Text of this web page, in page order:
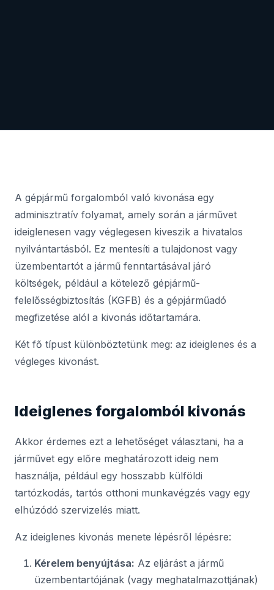
A gépjármű forgalomból való kivonása egy
adminisztratív folyamat, amely során a járművet
ideiglenesen vagy véglegesen kiveszik a hivatalos
nyilvántartásból. Ez mentesíti a tulajdonost vagy
üzembentartót a jármű fenntartásával járó
költségek, például a kötelező gépjármű-
felelősségbiztosítás (KGFB) és a gépjárműadó
megfizetése alól a kivonás időtartamára.
Két fő típust különböztetünk meg: az ideiglenes és a
végleges kivonást.
Ideiglenes forgalomból kivonás
Akkor érdemes ezt a lehetőséget választani, ha a
járművet egy előre meghatározott ideig nem
használja, például egy hosszabb külföldi
tartózkodás, tartós otthoni munkavégzés vagy egy
elhúzódó szervizelés miatt.
Az ideiglenes kivonás menete lépésről lépésre:
Kérelem benyújtása: Az eljárást a jármű
üzembentartójának (vagy meghatalmazottjának)